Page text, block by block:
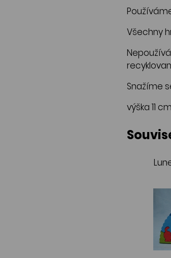
Všechny
Snažíme
výška 11